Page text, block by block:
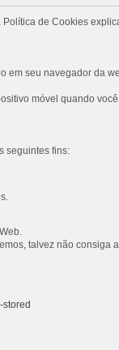
de Cookies
seu navegador da
móvel quando
seguintes fins:
talvez não
stored